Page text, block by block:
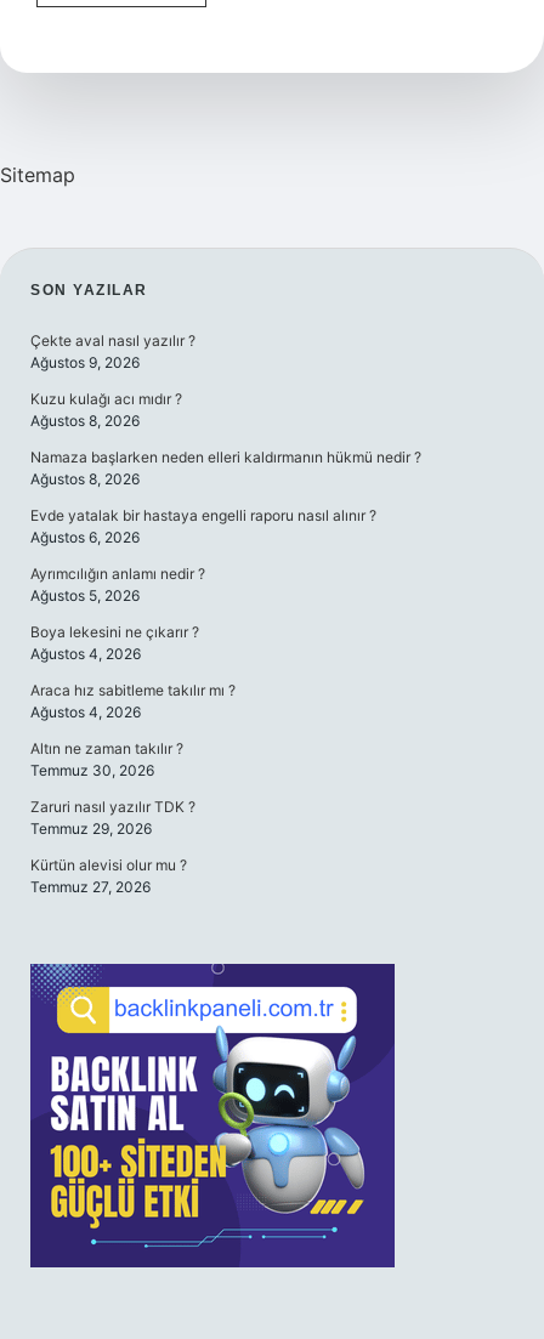
Zamir
Sitemap
SIDEBAR
SON YAZILAR
Çekte aval nasıl yazılır ?
Ağustos 9, 2026
Kuzu kulağı acı mıdır ?
Ağustos 8, 2026
Namaza başlarken neden elleri kaldırmanın hükmü nedir ?
Ağustos 8, 2026
Evde yatalak bir hastaya engelli raporu nasıl alınır ?
Ağustos 6, 2026
Ayrımcılığın anlamı nedir ?
Ağustos 5, 2026
Boya lekesini ne çıkarır ?
Ağustos 4, 2026
Araca hız sabitleme takılır mı ?
Ağustos 4, 2026
Altın ne zaman takılır ?
Temmuz 30, 2026
Zaruri nasıl yazılır TDK ?
Temmuz 29, 2026
Kürtün alevisi olur mu ?
Temmuz 27, 2026